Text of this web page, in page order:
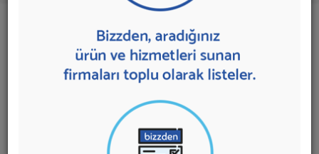
2 sonuç bulundu.